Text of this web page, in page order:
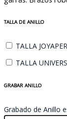
TALLA DE ANILLO
TALLA
TALLA
GRABAR ANILLO
Grabado de Anillo